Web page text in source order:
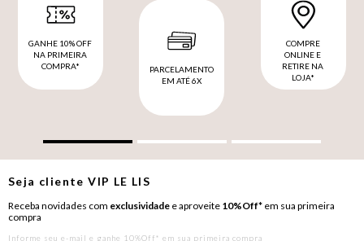
GANHE 10% OFF
NA PRIMEIRA
COMPRA*
PARCELAMENTO
EM ATÉ 6X
COMPRE
ONLINE E
RETIRE NA
LOJA*
Seja clienteVIP LE LIS
Receba novidades com exclusividade e aproveite 10%Off* em sua primeira
compra